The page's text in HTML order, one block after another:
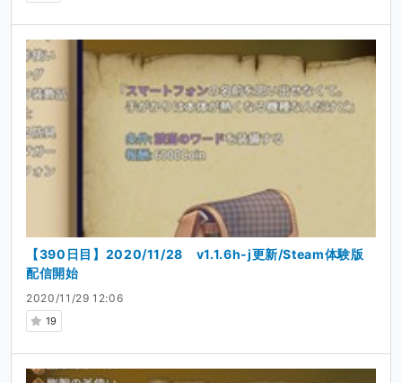
2020/11/29 12:06
19
【390日目】2020/11/28 v1.1.6h-j更新/Steam体験版
配信開始